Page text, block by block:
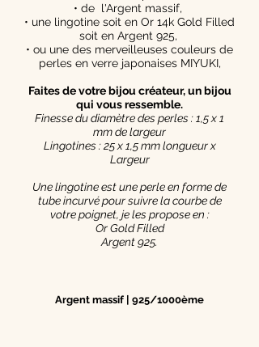
• de l'Argent massif,
• une lingotine soit en Or 14k Gold Filled
soit en Argent 925,
• ou une des merveilleuses couleurs de
perles en verre japonaises MIYUKI,
Faites de votre bijou créateur, un bijou
qui vous ressemble.
Finesse du diamètre des perles : 1,5 x 1
mm de largeur
Lingotines : 25 x 1,5 mm longueur x
Largeur
Une lingotine est une perle en forme de
tube incurvé pour suivre la courbe de
votre poignet, je les propose en :
Or Gold Filled
Argent 925.
Argent massif | 925/1000ème